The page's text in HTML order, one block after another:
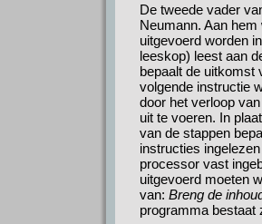
De tweede vader
Neumann. Aan
uitgevoerd worden
leeskop) leest aan
bepaalt de uitkomst
volgende instructie
door het verloop
uit te voeren. In
van de stappen
instructies
processor vast
uitgevoerd moeten
van: Breng de
programma bestaat